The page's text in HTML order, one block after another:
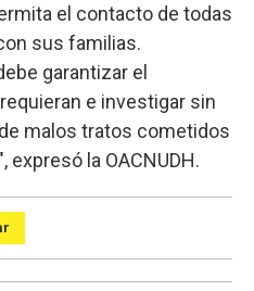
el contacto de todas
sus familias.
garantizar el
e investigar sin
malos tratos cometidos
la OACNUDH.